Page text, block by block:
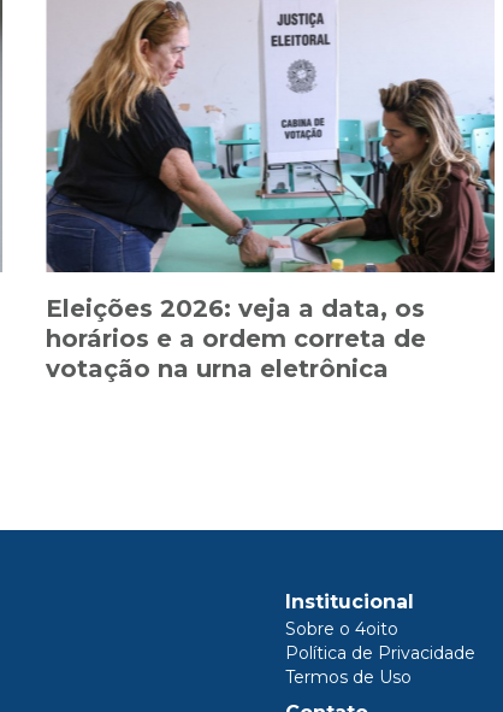
Eleições 2026: veja a data, os
horários e a ordem correta de
votação na urna eletrônica
Institucional
Sobre o 4oito
Política de Privacidade
Termos de Uso